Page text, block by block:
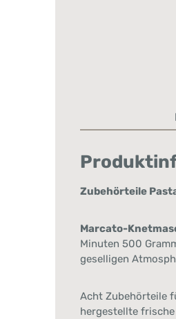
Zubehörteile
Marcato-
Minuten 500
geselligen
Acht Zubehörteile
hergestellte